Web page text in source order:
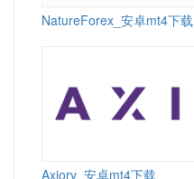
NatureForex_安卓mt4下载
Axiory_安卓mt4下载